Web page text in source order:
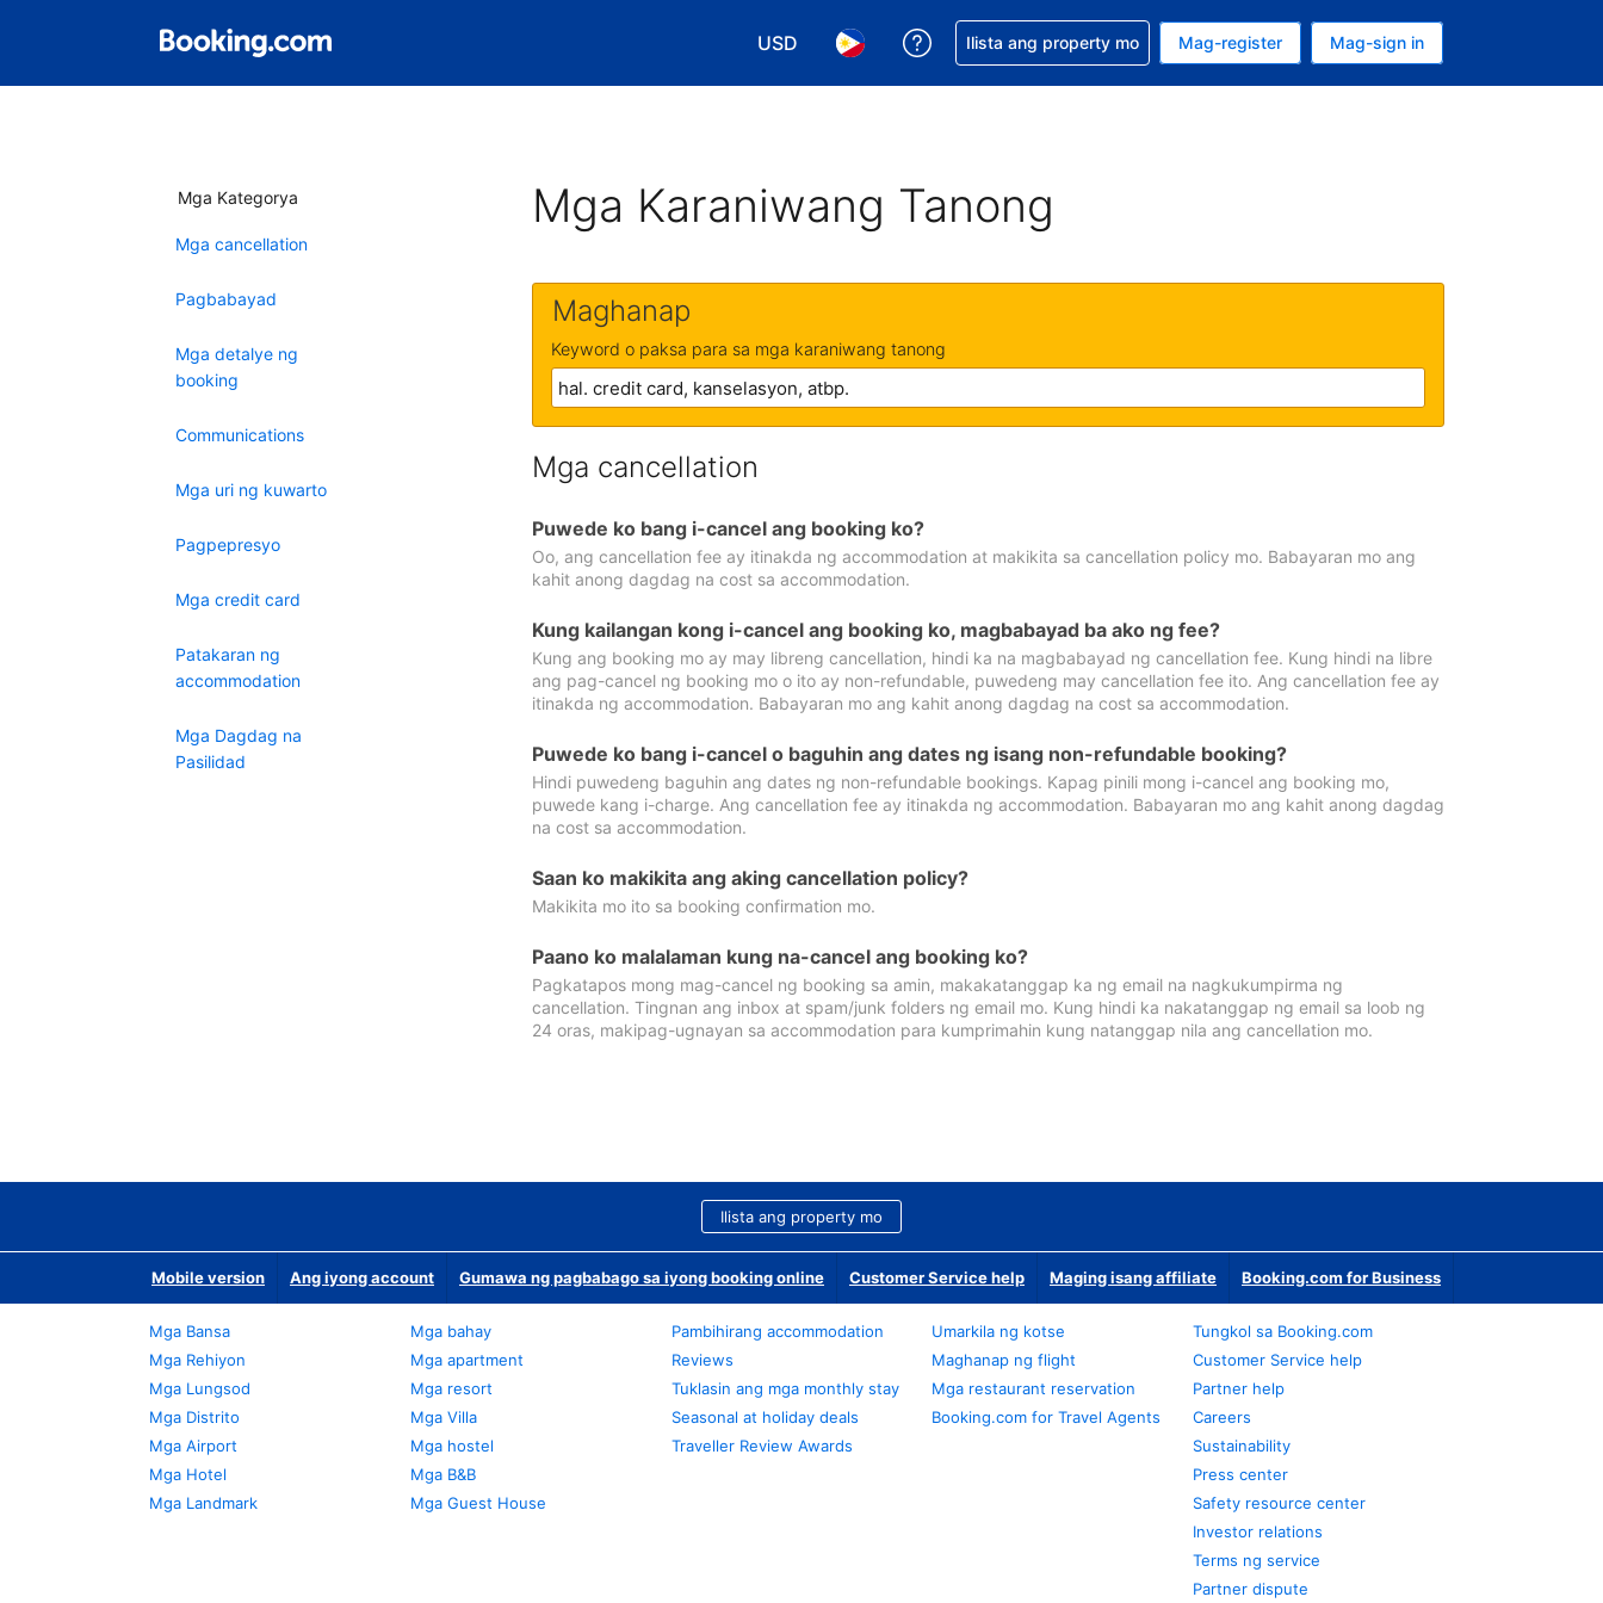
USD
Pumili ng currency mo. USD ang currency mo ngayon
Pumili ng wika mo. Filipino ang wika mo ngayon
Makakuha ng tulong sa reservation mo
Ilista ang property mo Mag-register Mag-sign in
Mga Kategorya
Mga cancellation
Pagbabayad
Mga detalye ng
booking
Communications
Mga uri ng kuwarto
Pagpepresyo
Mga credit card
Patakaran ng
accommodation
Mga Dagdag na
Pasilidad
Mga Karaniwang Tanong
Maghanap
Keyword o paksa para sa mga karaniwang tanong
Mga cancellation
Puwede ko bang i-cancel ang booking ko?
Oo, ang cancellation fee ay itinakda ng accommodation at makikita sa cancellation policy mo. Babayaran mo ang
kahit anong dagdag na cost sa accommodation.
Kung kailangan kong i-cancel ang booking ko, magbabayad ba ako ng fee?
Kung ang booking mo ay may libreng cancellation, hindi ka na magbabayad ng cancellation fee. Kung hindi na libre
ang pag-cancel ng booking mo o ito ay non-refundable, puwedeng may cancellation fee ito. Ang cancellation fee ay
itinakda ng accommodation. Babayaran mo ang kahit anong dagdag na cost sa accommodation.
Puwede ko bang i-cancel o baguhin ang dates ng isang non-refundable booking?
Hindi puwedeng baguhin ang dates ng non-refundable bookings. Kapag pinili mong i-cancel ang booking mo,
puwede kang i-charge. Ang cancellation fee ay itinakda ng accommodation. Babayaran mo ang kahit anong dagdag
na cost sa accommodation.
Saan ko makikita ang aking cancellation policy?
Makikita mo ito sa booking confirmation mo.
Paano ko malalaman kung na-cancel ang booking ko?
Pagkatapos mong mag-cancel ng booking sa amin, makakatanggap ka ng email na nagkukumpirma ng
cancellation. Tingnan ang inbox at spam/junk folders ng email mo. Kung hindi ka nakatanggap ng email sa loob ng
24 oras, makipag-ugnayan sa accommodation para kumprimahin kung natanggap nila ang cancellation mo.
Ilista ang property mo
Mobile version Ang iyong account Gumawa ng pagbabago sa iyong booking online Customer Service help Maging isang affiliate Booking.com for Business
Mga Bansa
Mga Rehiyon
Mga Lungsod
Mga Distrito
Mga Airport
Mga Hotel
Mga Landmark
Mga bahay
Mga apartment
Mga resort
Mga Villa
Mga hostel
Mga B&B
Mga Guest House
Pambihirang accommodation
Reviews
Tuklasin ang mga monthly stay
Seasonal at holiday deals
Traveller Review Awards
Umarkila ng kotse
Maghanap ng flight
Mga restaurant reservation
Booking.com for Travel Agents
Tungkol sa Booking.com
Customer Service help
Partner help
Careers
Sustainability
Press center
Safety resource center
Investor relations
Terms ng service
Partner dispute